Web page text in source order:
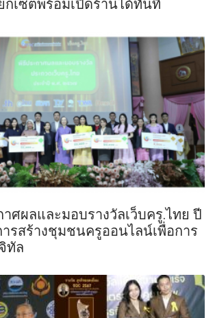
กเซตพร้อมเปิดร้านได้ทันที
ศผลและมอบรางวัลเว็บครู.ไทย ปี
รสร้างชุมชนครูออนไลน์เพื่อการ
ทัล